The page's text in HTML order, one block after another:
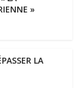
»
LA